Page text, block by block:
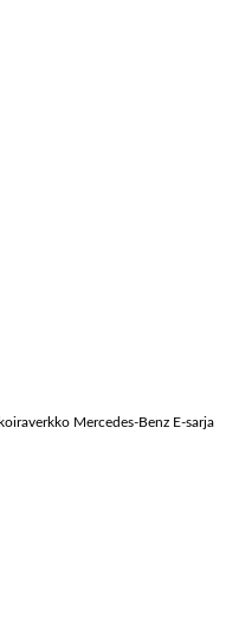
Mercedes-Benz E-sarja